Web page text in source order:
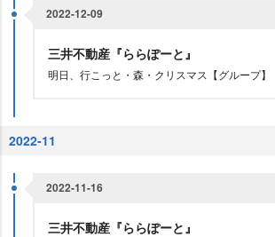
2022-12-09
三井不動産『ららぽーと』
明日、行こっと・森・クリスマス【グループ】
2022-11
2022-11-16
三井不動産『ららぽーと』